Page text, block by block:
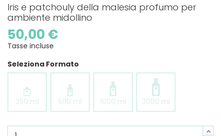
Iris e patchouly della malesia profumo per
ambiente midollino
50,00 €
Tasse incluse
Seleziona Formato
250 ml 500 ml 1000 ml 3000 ml